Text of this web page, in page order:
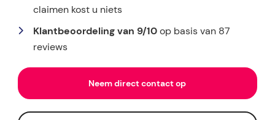
claimen kost u niets
Klantbeoordeling van 9/10op basis van 87
reviews
Neem direct contact op